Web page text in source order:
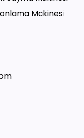
Sayma Makinesi
Makinesi